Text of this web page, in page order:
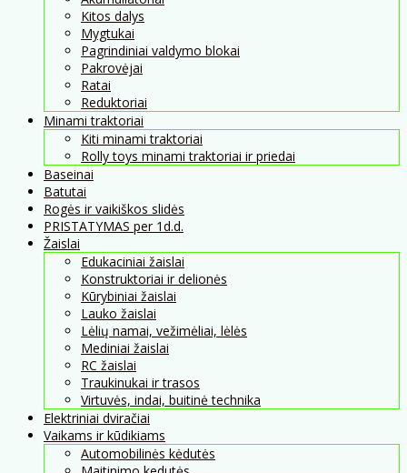
Kitos dalys
Mygtukai
Pagrindiniai valdymo blokai
Pakrovėjai
Ratai
Reduktoriai
Minami traktoriai
Kiti minami traktoriai
Rolly toys minami traktoriai ir priedai
Baseinai
Batutai
Rogės ir vaikiškos slidės
PRISTATYMAS per 1d.d.
Žaislai
Edukaciniai žaislai
Konstruktoriai ir delionės
Kūrybiniai žaislai
Lauko žaislai
Lėlių namai, vežimėliai, lėlės
Mediniai žaislai
RC žaislai
Traukinukai ir trasos
Virtuvės, indai, buitinė technika
Elektriniai dviračiai
Vaikams ir kūdikiams
Automobilinės kėdutės